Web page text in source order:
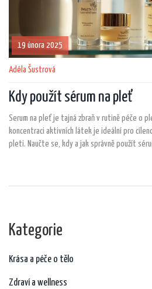
19 února 2025
Adéla Šustrová
Kdy použít sérum na pleť
Serum na pleť je tajná zbraň v rutině péče o
koncentraci aktivních látek je ideální pro
pleti. Naučte se, kdy a jak správně použít
Kategorie
Krása a péče o tělo
Zdraví a wellness